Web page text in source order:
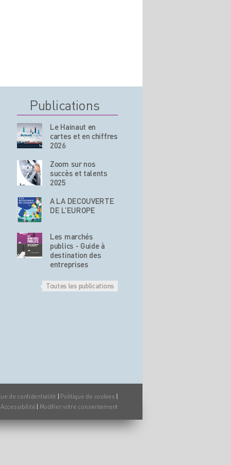
Publications
Le Hainaut en
cartes et en chiffres
2026
Zoom sur nos
succès et talents
2025
A LA DECOUVERTE
DE L’EUROPE
Les marchés
publics - Guide à
destination des
entreprises
Toutes les publications
de confidentialité | Politique de cookies |
Accessibilité | Modifier votre consentement